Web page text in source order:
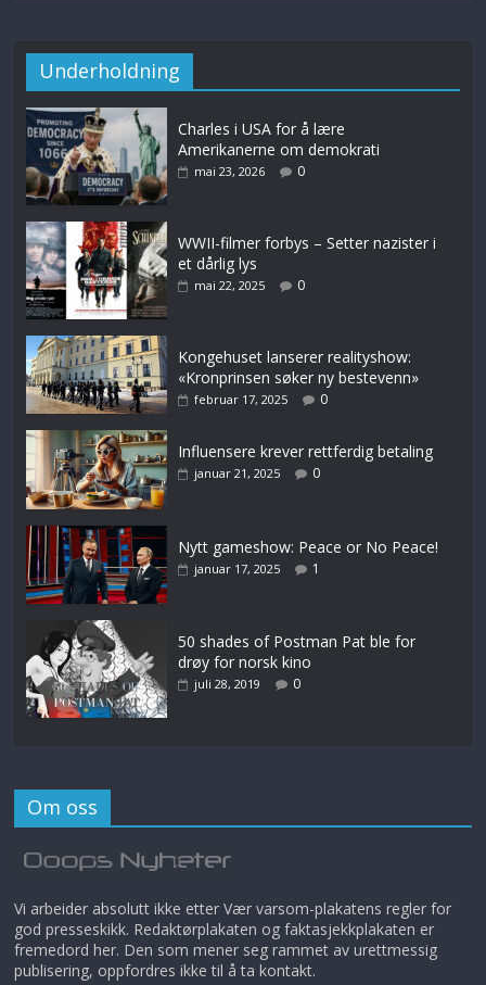
Underholdning
Charles i USA for å lære
Amerikanerne om demokrati
mai 23, 2026 0
WWII-filmer forbys – Setter nazister i
et dårlig lys
mai 22, 2025 0
Kongehuset lanserer realityshow:
«Kronprinsen søker ny bestevenn»
februar 17, 2025 0
Influensere krever rettferdig betaling
januar 21, 2025 0
Nytt gameshow: Peace or No Peace!
januar 17, 2025 1
50 shades of Postman Pat ble for
drøy for norsk kino
juli 28, 2019 0
Om oss
Vi arbeider absolutt ikke etter Vær varsom-plakatens regler for
god presseskikk. Redaktørplakaten og faktasjekkplakaten er
fremedord her. Den som mener seg rammet av urettmessig
publisering, oppfordres ikke til å ta kontakt.